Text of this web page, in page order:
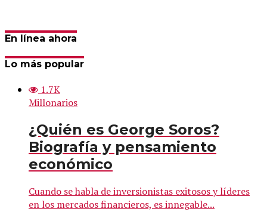
En línea ahora
Lo más popular
1.7K
Millonarios
¿Quién es George Soros?
Biografía y pensamiento
económico
Cuando se habla de inversionistas exitosos y líderes
en los mercados financieros, es innegable...